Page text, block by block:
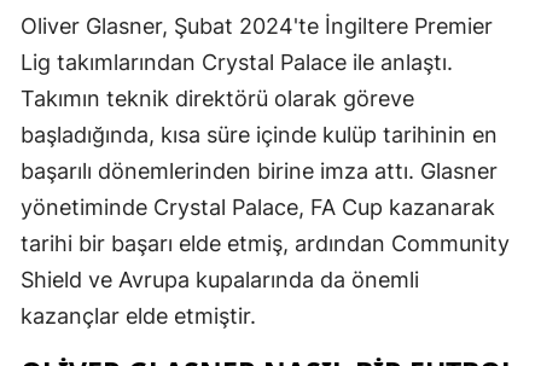
Oliver Glasner, Şubat 2024'te İngiltere Premier
Lig takımlarından Crystal Palace ile anlaştı.
Takımın teknik direktörü olarak göreve
başladığında, kısa süre içinde kulüp tarihinin en
başarılı dönemlerinden birine imza attı. Glasner
yönetiminde Crystal Palace, FA Cup kazanarak
tarihi bir başarı elde etmiş, ardından Community
Shield ve Avrupa kupalarında da önemli
kazançlar elde etmiştir.